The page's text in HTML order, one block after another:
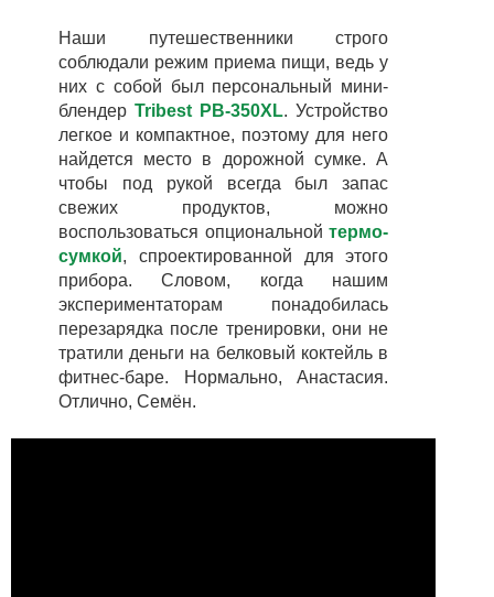
Наши путешественники строго
соблюдали режим приема пищи, ведь у
них с собой был персональный мини-
блендер Tribest PB-350XL.Устройство
легкое и компактное, поэтому для него
найдется место в дорожной сумке. А
чтобы под рукой всегда был запас
свежих продуктов, можно
воспользоваться опциональной термо-
сумкой, спроектированной для этого
прибора. Словом, когда нашим
экспериментаторам понадобилась
перезарядка после тренировки, они не
тратили деньги на белковый коктейль в
фитнес-баре. Нормально, Анастасия.
Отлично, Семён.